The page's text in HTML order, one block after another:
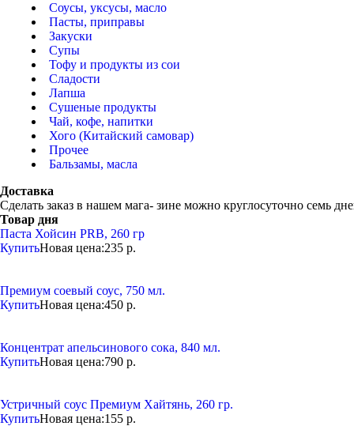
Соусы, уксусы, масло
Пасты, приправы
Закуски
Супы
Тофу и продукты из сои
Сладости
Лапша
Сушеные продукты
Чай, кофе, напитки
Хого (Китайский самовар)
Прочее
Бальзамы, масла
Доставка
Сделать заказ в нашем мага- зине можно круглосуточно семь
Товар дня
Паста Хойсин PRB, 260 гр
КупитьНовая цена:235 р.
Премиум соевый соус, 750 мл.
КупитьНовая цена:450 р.
Концентрат апельсинового сока, 840 мл.
КупитьНовая цена:790 р.
Устричный соус Премиум Хайтянь, 260 гр.
КупитьНовая цена:155 р.